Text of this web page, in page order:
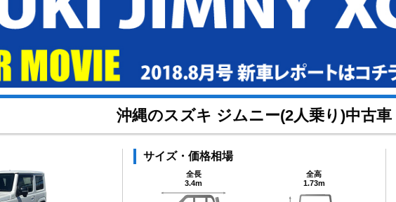
沖縄のスズキ ジムニー(2人乗り)中古車
サイズ・価格相場
全長
3.4m
全高
1.73m